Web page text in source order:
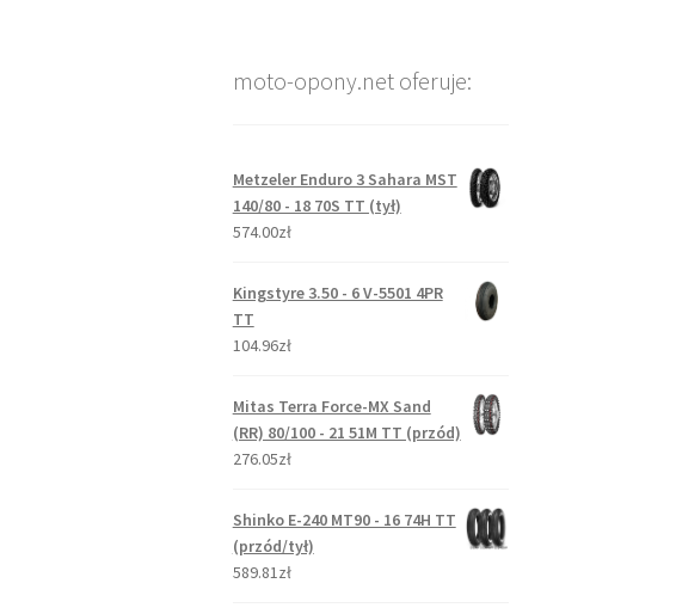
moto-opony.net oferuje:
Metzeler Enduro 3 Sahara MST
140/80 - 18 70S TT (tył)
574.00zł
Kingstyre 3.50 - 6 V-5501 4PR
TT
104.96zł
Mitas Terra Force-MX Sand
(RR) 80/100 - 21 51M TT (przód)
276.05zł
Shinko E-240 MT90 - 16 74H TT
(przód/tył)
589.81zł